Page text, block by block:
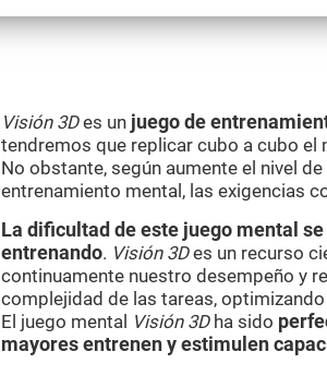
Visión 3Des un juego de
tendremos que replicar cubo a cubo el
No obstante, según aumente el nivel
entrenamiento mental, las exigencias
La dificultad de este juego mental
entrenando. Visión 3Des un recurso
continuamente nuestro desempeño y
complejidad de las tareas,
El juego mental Visión 3Dha sido
mayores entrenen y estimulen